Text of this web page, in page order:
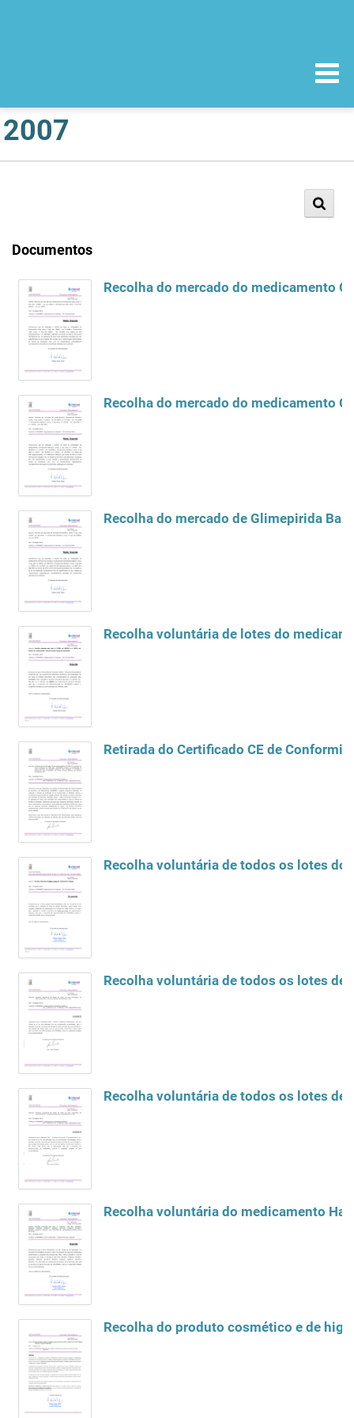
2007
Documentos
Recolha do mercado do medicamento
Recolha do mercado de Glimepirida
Recolha voluntária de lotes do
Retirada do Certificado CE de
Recolha voluntária de todos os lotes do
Recolha voluntária de todos os lotes
Recolha voluntária de todos os lotes
Recolha voluntária do medicamento
Recolha do produto cosmético e de